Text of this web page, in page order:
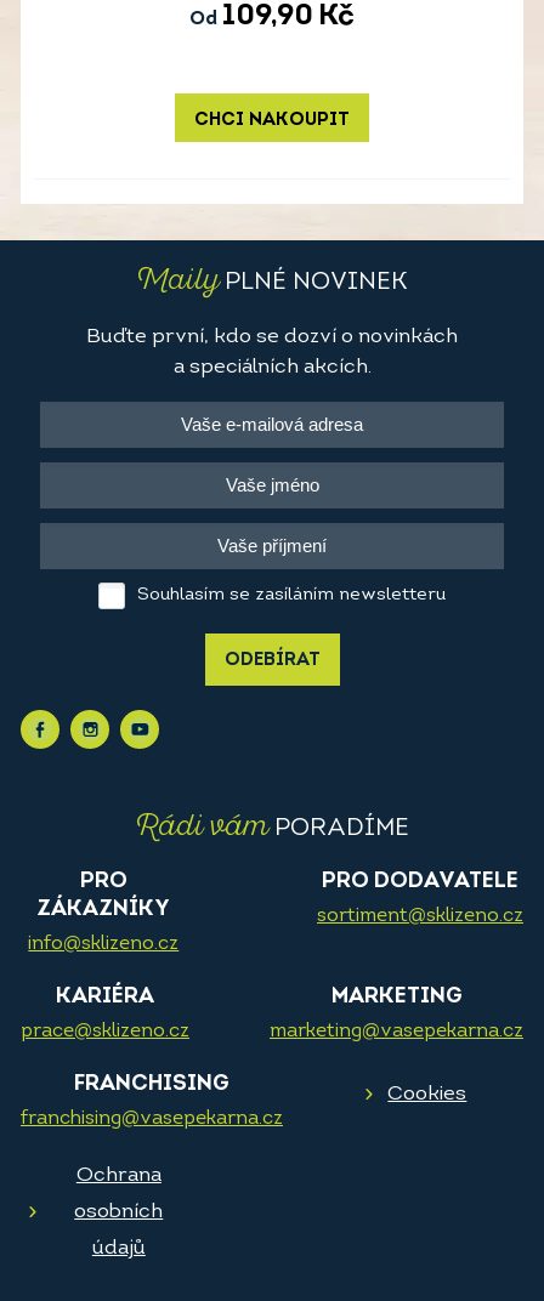
Od 109,90 Kč
CHCI NAKOUPIT
MailyPLNÉ NOVINEK
Buďte první, kdo se dozví o novinkách
a speciálních akcích.
Souhlasím se zasíláním newsletteru
ODEBÍRAT
Rádi vámPORADÍME
PRO
ZÁKAZNÍKY
info@sklizeno.cz
PRO DODAVATELE
sortiment@sklizeno.cz
KARIÉRA
prace@sklizeno.cz
MARKETING
marketing@vasepekarna.cz
FRANCHISING
franchising@vasepekarna.cz
Cookies
Ochrana
osobních
údajů